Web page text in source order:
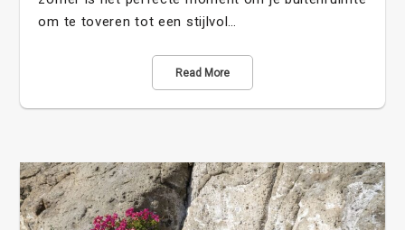
om te toveren tot een stijlvol…
Read More